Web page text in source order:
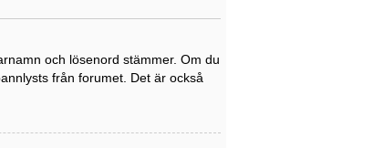
och lösenord stämmer. Om du
från forumet. Det är också